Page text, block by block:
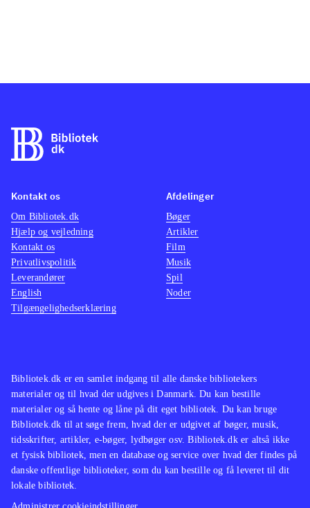
Bibliotek.dk er en samlet indgang til alle danske bibliotekers
materialer og til hvad der udgives i Danmark. Du kan bestille
materialer og så hente og låne på dit eget bibliotek. Du kan bruge
Bibliotek.dk til at søge frem, hvad der er udgivet af bøger, musik,
tidsskrifter, artikler, e-bøger, lydbøger osv. Bibliotek.dk er altså ikke
et fysisk bibliotek, men en database og service over hvad der findes på
danske offentlige biblioteker, som du kan bestille og få leveret til dit
lokale bibliotek.
Kontakt os
Om Bibliotek.dk
Hjælp og vejledning
Kontakt os
Privatlivspolitik
Leverandører
English
Tilgængelighedserklæring
Afdelinger
Bøger
Artikler
Film
Musik
Spil
Noder